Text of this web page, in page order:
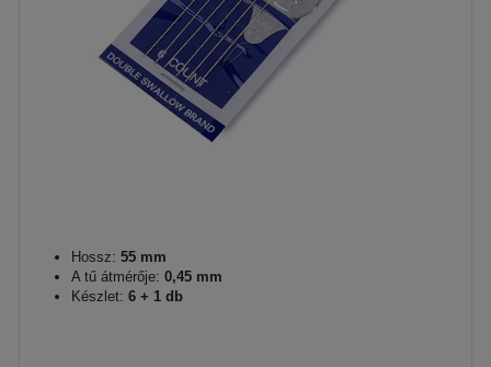
Hossz: 55 mm
A tű átmérője: 0,45 mm
Készlet: 6 + 1 db